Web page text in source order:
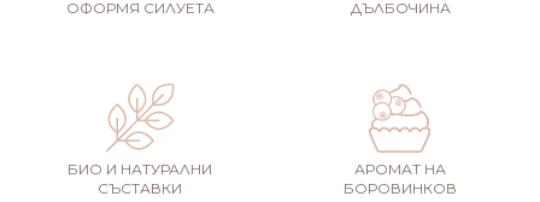
ОФОРМЯ СИЛУЕТА
ДЪЛБОЧИНА
БИО И НАТУРАЛНИ
СЪСТАВКИ
АРОМАТ НА
БОРОВИНКОВ